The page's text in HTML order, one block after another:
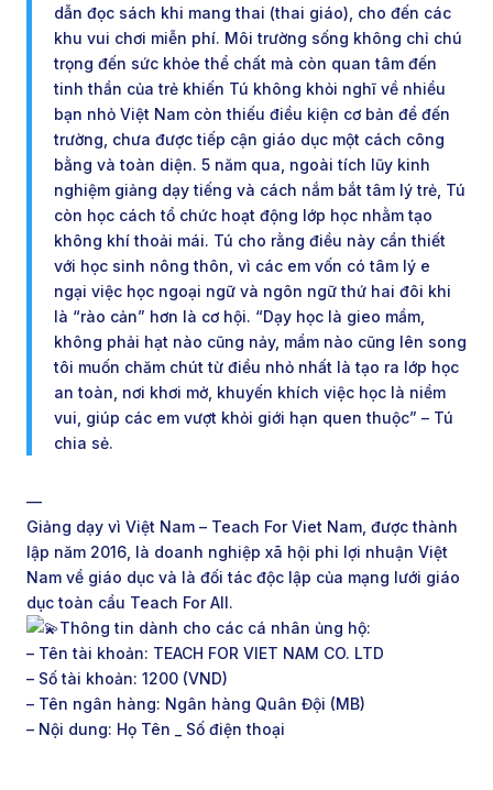
dẫn đọc sách khi mang thai (thai giáo), cho đến các
khu vui chơi miễn phí. Môi trường sống không chỉ chú
trọng đến sức khỏe thể chất mà còn quan tâm đến
tinh thần của trẻ khiến Tú không khỏi nghĩ về nhiều
bạn nhỏ Việt Nam còn thiếu điều kiện cơ bản để đến
trường, chưa được tiếp cận giáo dục một cách công
bằng và toàn diện. 5 năm qua, ngoài tích lũy kinh
nghiệm giảng dạy tiếng và cách nắm bắt tâm lý trẻ, Tú
còn học cách tổ chức hoạt động lớp học nhằm tạo
không khí thoải mái. Tú cho rằng điều này cần thiết
với học sinh nông thôn, vì các em vốn có tâm lý e
ngại việc học ngoại ngữ và ngôn ngữ thứ hai đôi khi
là “rào cản” hơn là cơ hội. “Dạy học là gieo mầm,
không phải hạt nào cũng nảy, mầm nào cũng lên song
tôi muốn chăm chút từ điều nhỏ nhất là tạo ra lớp học
an toàn, nơi khơi mở, khuyến khích việc học là niềm
vui, giúp các em vượt khỏi giới hạn quen thuộc” – Tú
chia sẻ.
—
Giảng dạy vì Việt Nam – Teach For Viet Nam, được thành
lập năm 2016, là doanh nghiệp xã hội phi lợi nhuận Việt
Nam về giáo dục và là đối tác độc lập của mạng lưới giáo
dục toàn cầu Teach For All.
Thông tin dành cho các cá nhân ủng hộ:
– Tên tài khoản: TEACH FOR VIET NAM CO. LTD
– Số tài khoản: 1200 (VND)
– Tên ngân hàng: Ngân hàng Quân Đội (MB)
– Nội dung: Họ Tên _ Số điện thoại